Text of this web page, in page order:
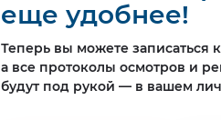
еще удобнее!
Теперь вы можете записаться
а все протоколы осмотров и
будут под рукой — в вашем